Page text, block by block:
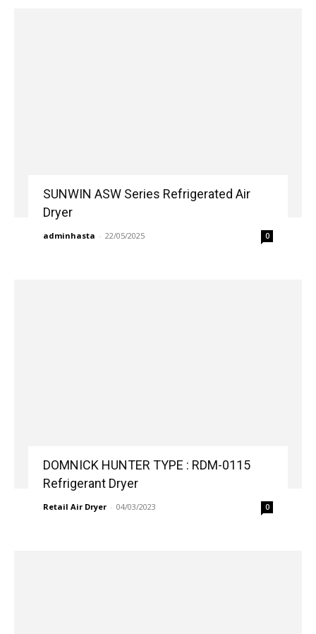
SUNWIN ASW Series Refrigerated Air
Dryer
adminhasta - 22/05/2025 0
DOMNICK HUNTER TYPE : RDM-0115
Refrigerant Dryer
Retail Air Dryer - 04/03/2023 0